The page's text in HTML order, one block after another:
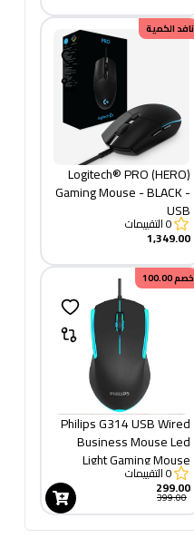
نافد الكمية
Logitech® PRO (HERO)
Gaming Mouse - BLACK -
USB
0التقييمات
1,349.00
خصم100.00
Philips G314 USB Wired
Business Mouse Led
Light Gaming Mouse
0التقييمات
299.00
399.00